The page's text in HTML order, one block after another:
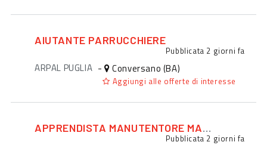
AIUTANTE PARRUCCHIERE
Pubblicata 2 giorni fa
ARPAL PUGLIA - Conversano (BA)
Aggiungi alle offerte di interesse
APPRENDISTA MANUTENTORE MACCHINARI
Pubblicata 2 giorni fa